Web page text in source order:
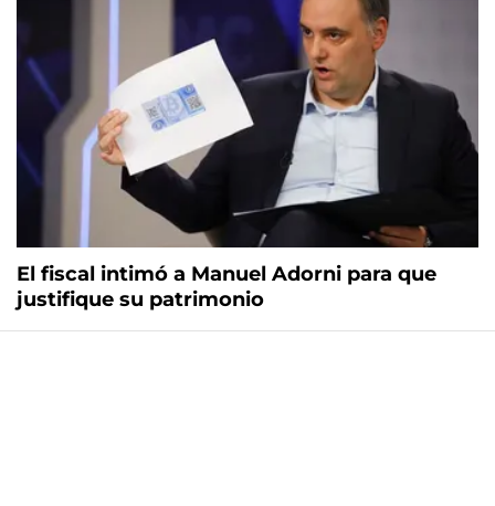
El fiscal intimó a Manuel Adorni para que
justifique su patrimonio